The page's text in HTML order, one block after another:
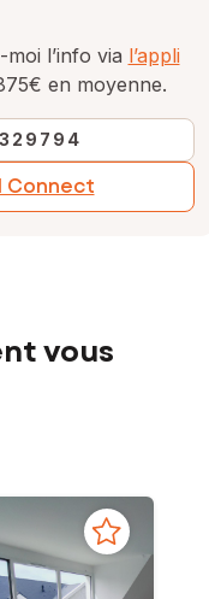
l’info via l’appli
en moyenne.
329794
Connect
vous